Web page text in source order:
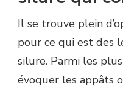
Il se trouve plein
pour ce qui est des
silure. Parmi les
évoquer les appâts